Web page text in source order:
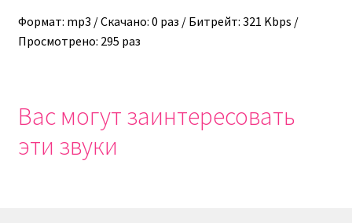
Формат: mp3 / Скачано: 0 раз / Битрейт: 321 Kbps /
Просмотрено: 295 раз
Вас могут заинтересовать
эти звуки